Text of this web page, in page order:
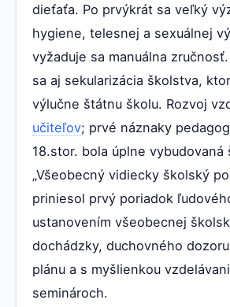
dieťaťa. Po prvýkrát sa veľký
hygiene, telesnej a sexuálnej
vyžaduje sa manuálna
sa aj sekularizácia školstva,
výlučne štátnu školu. Rozvoj
učiteľov; prvé náznaky
18.stor. bola úplne vybudovaná
„Všeobecný vidiecky školský
priniesol prvý poriadok
ustanovením všeobecnej
dochádzky, duchovného
plánu a s myšlienkou
seminároch.